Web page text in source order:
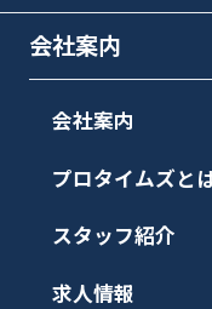
会社案内
会社案内
プロタイムズと
スタッフ紹介
求人情報